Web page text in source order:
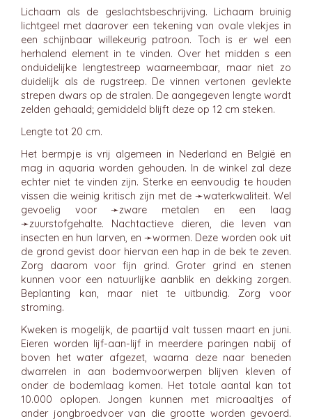
Lichaam als de geslachtsbeschrijving. Lichaam bruinig
lichtgeel met daarover een tekening van ovale vlekjes in
een schijnbaar willekeurig patroon. Toch is er wel een
herhalend element in te vinden. Over het midden s een
onduidelijke lengtestreep waarneembaar, maar niet zo
duidelijk als de rugstreep. De vinnen vertonen gevlekte
strepen dwars op de stralen. De aangegeven lengte wordt
zelden gehaald; gemiddeld blijft deze op 12 cm steken.
Lengte tot 20 cm.
Het bermpje is vrij algemeen in Nederland en België en
mag in aquaria worden gehouden. In de winkel zal deze
echter niet te vinden zijn. Sterke en eenvoudig te houden
vissen die weinig kritisch zijn met de ➛waterkwaliteit. Wel
gevoelig voor ➛zware metalen en een laag
➛zuurstofgehalte. Nachtactieve dieren, die leven van
insecten en hun larven, en ➛wormen. Deze worden ook uit
de grond gevist door hiervan een hap in de bek te zeven.
Zorg daarom voor fijn grind. Groter grind en stenen
kunnen voor een natuurlijke aanblik en dekking zorgen.
Beplanting kan, maar niet te uitbundig. Zorg voor
stroming.
Kweken is mogelijk, de paartijd valt tussen maart en juni.
Eieren worden lijf-aan-lijf in meerdere paringen nabij of
boven het water afgezet, waarna deze naar beneden
dwarrelen in aan bodemvoorwerpen blijven kleven of
onder de bodemlaag komen. Het totale aantal kan tot
10.000 oplopen. Jongen kunnen met microaaltjes of
ander jongbroedvoer van die grootte worden gevoerd.